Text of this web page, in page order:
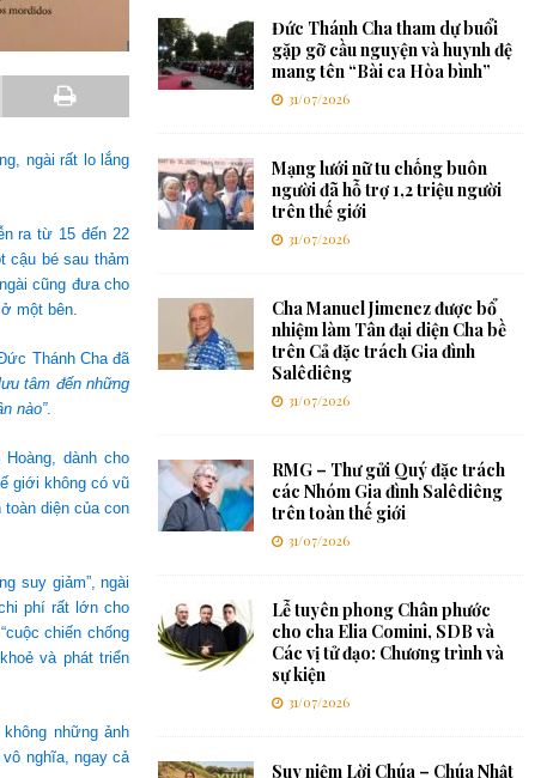
ngài rất lo lắng
ra từ 15 đến 22
cậu bé sau thảm
cũng đưa cho
một bên.
Thánh Cha đã
tâm đến những
nào”.
dành cho
giới không có vũ
diện của con
suy giảm”, ngài
phí rất lớn cho
chiến chống
và phát triển
những ảnh
nghĩa, ngay cả
Đức Thánh Cha tham dự buổi
gặp gỡ cầu nguyện và huynh đệ
mang tên “Bài ca Hòa bình”
31/07/2026
Mạng lưới nữ tu chống buôn
người đã hỗ trợ 1,2 triệu người
trên thế giới
31/07/2026
Cha Manuel Jimenez được bổ
nhiệm làm Tân đại diện Cha bề
trên Cả đặc trách Gia đình
Salêdiêng
31/07/2026
RMG – Thư gửi Quý đặc trách
các Nhóm Gia đình Salêdiêng
trên toàn thế giới
31/07/2026
Lễ tuyên phong Chân phước
cho cha Elia Comini, SDB và
Các vị tử đạo: Chương trình và
sự kiện
31/07/2026
Suy niệm Lời Chúa – Chúa Nhật